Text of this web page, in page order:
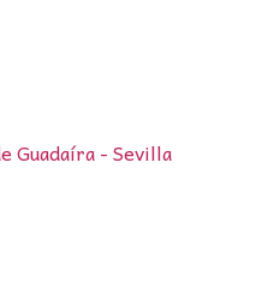
Guadaíra - Sevilla